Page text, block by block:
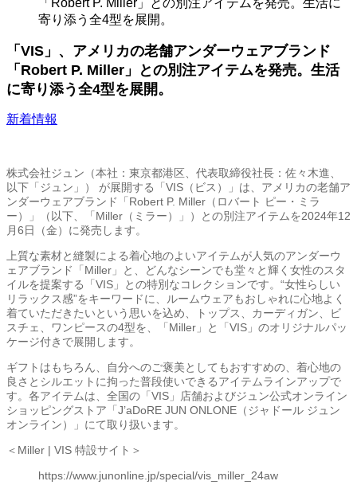
「Robert P. Miller」との別注アイテムを発売。生活に
寄り添う全4型を展開。
「VIS」、アメリカの老舗アンダーウェアブランド
「Robert P. Miller」との別注アイテムを発売。生活
に寄り添う全4型を展開。
新着情報
株式会社ジュン（本社：東京都港区、代表取締役社長：佐々木進、
以下「ジュン」） が展開する「VIS（ビス）」は、アメリカの老舗ア
ンダーウェアブランド「Robert P. Miller（ロバート ピー・ミラ
ー）」（以下、「Miller（ミラー）」）との別注アイテムを2024年12
月6日（金）に発売します。
上質な素材と縫製による着心地のよいアイテムが人気のアンダーウ
ェアブランド「Miller」と、どんなシーンでも堂々と輝く女性のスタ
イルを提案する「VIS」との特別なコレクションです。“女性らしい
リラックス感”をキーワードに、ルームウェアもおしゃれに心地よく
着ていただきたいという思いを込め、トップス、カーディガン、ビ
スチェ、ワンピースの4型を、「Miller」と「VIS」のオリジナルパッ
ケージ付きで展開します。
ギフトはもちろん、自分へのご褒美としてもおすすめの、着心地の
良さとシルエットに拘った普段使いできるアイテムラインアップで
す。各アイテムは、全国の「VIS」店舗およびジュン公式オンライン
ショッピングストア「J’aDoRE JUN ONLONE（ジャドール ジュン
オンライン）」にて取り扱います。
＜Miller | VIS 特設サイト＞
https://www.junonline.jp/special/vis_miller_24aw